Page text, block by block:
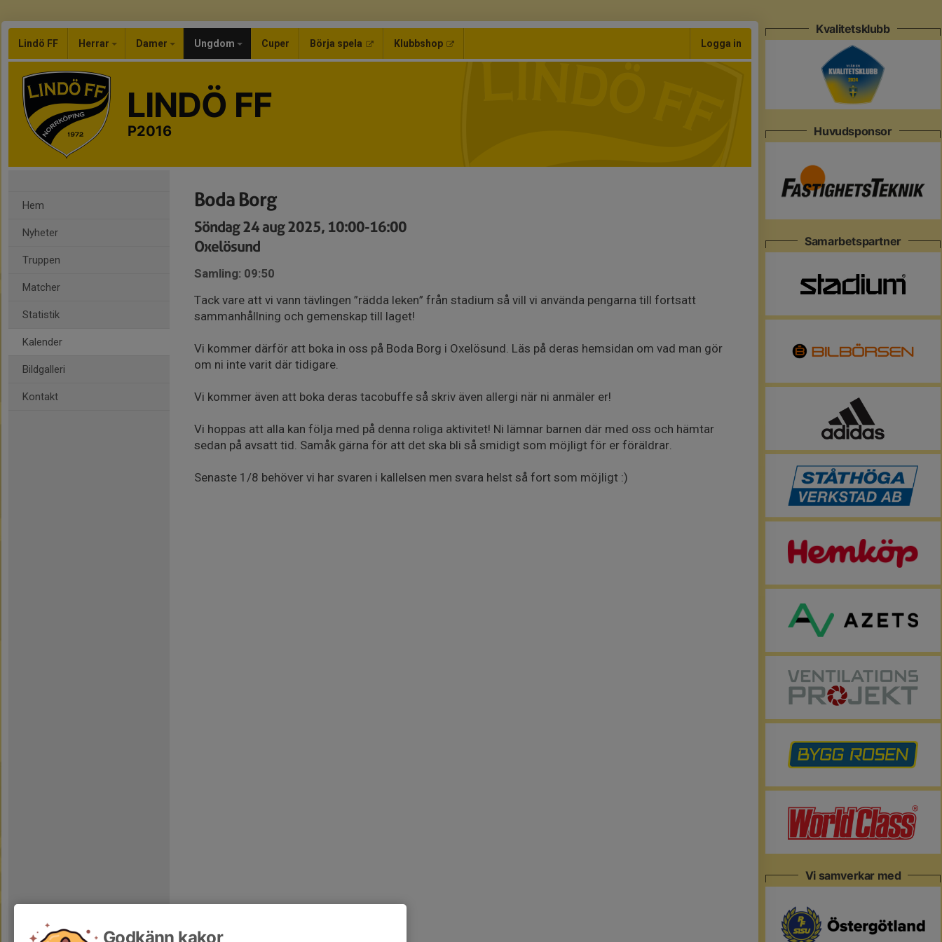
Lindö FF Herrar Damer Ungdom Cuper Börja spela Klubbshop Logga in
LINDÖ FF
P2016
Hem
Nyheter
Truppen
Matcher
Statistik
Kalender
Bildgalleri
Kontakt
Boda Borg
Söndag 24 aug 2025, 10:00-16:00
Oxelösund
Samling: 09:50
Tack vare att vi vann tävlingen ”rädda leken” från stadium så vill vi använda pengarna till fortsatt
sammanhållning och gemenskap till laget!
Vi kommer därför att boka in oss på Boda Borg i Oxelösund. Läs på deras hemsidan om vad man gör
om ni inte varit där tidigare.
Vi kommer även att boka deras tacobuffe så skriv även allergi när ni anmäler er!
Vi hoppas att alla kan följa med på denna roliga aktivitet! Ni lämnar barnen där med oss och hämtar
sedan på avsatt tid. Samåk gärna för att det ska bli så smidigt som möjligt för er föräldrar.
Senaste 1/8 behöver vi har svaren i kallelsen men svara helst så fort som möjligt :)
Kvalitetsklubb
Huvudsponsor
Samarbetspartner
Vi samverkar med
Godkänn kakor